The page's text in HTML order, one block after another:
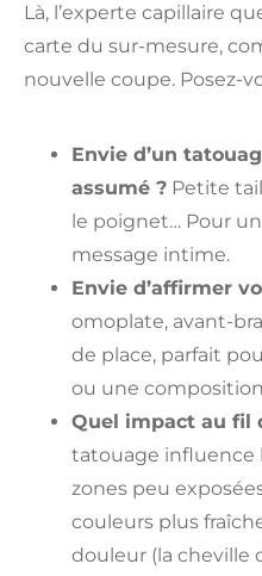
Là, l’experte capillaire
carte du sur-mesure,
nouvelle coupe. Posez-
Envie d’un
assumé ? Petite
le poignet… Pour
message intime.
Envie d’affirmer
omoplate, avant-
de place, parfait
ou une
Quel impact au fil
tatouage influence
zones peu
couleurs plus
douleur (la cheville